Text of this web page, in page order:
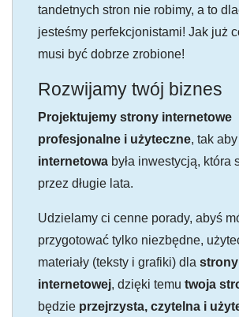
tandetnych stron nie robimy, a to
jesteśmy perfekcjonistami! Jak już
musi być dobrze zrobione!
Rozwijamy twój biznes
Projektujemy strony internetowe
profesjonalne i użyteczne, tak aby
internetowa była inwestycją, która
przez długie lata.
Udzielamy ci cenne porady, abyś
przygotować tylko niezbędne,
materiały (teksty i grafiki) dla strony
internetowej, dzięki temu twoja
będzie przejrzysta, czytelna i